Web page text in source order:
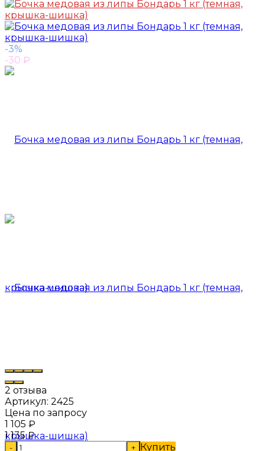
-3%
-30 ₽
2 отзыва
Артикул: 2425
Цена по запросу
1 105 ₽
1 135₽
- + Купить